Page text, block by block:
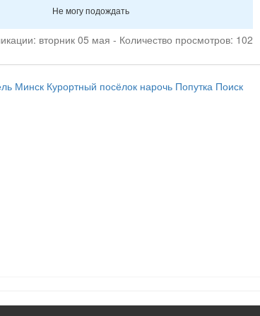
Не могу подождать
вторник 05 мая - Количество просмотров: 102
Минск Курортный посёлок нарочь Попутка Поиск